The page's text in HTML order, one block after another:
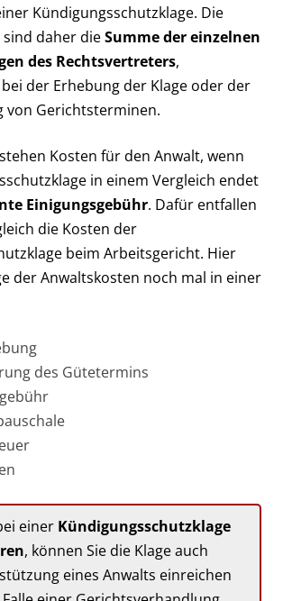
Kündigungsschutzklage. Die
daher dieSumme der einzelnen
des Rechtsvertreters,
der Erhebung der Klage oder der
von Gerichtsterminen.
Kosten für den Anwalt, wenn
in einem Vergleich endet
Einigungsgebühr. Dafür entfallen
die Kosten der
beim Arbeitsgericht. Hier
der Anwaltskosten noch mal in einer
des Gütetermins
einer Kündigungsschutzklage
, können Sie die Klage auch
eines Anwalts einreichen